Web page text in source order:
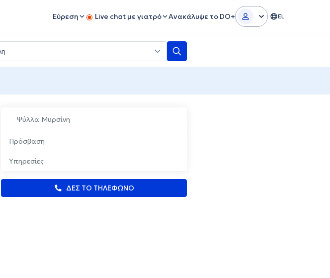
Εύρεση Live chat με γιατρό Ανακάλυψε το DO+ EL
Ψύλλα Μυρσίνη
Πρόσβαση
Υπηρεσίες
ΔΕΣ ΤΟ ΤΗΛΕΦΩΝΟ